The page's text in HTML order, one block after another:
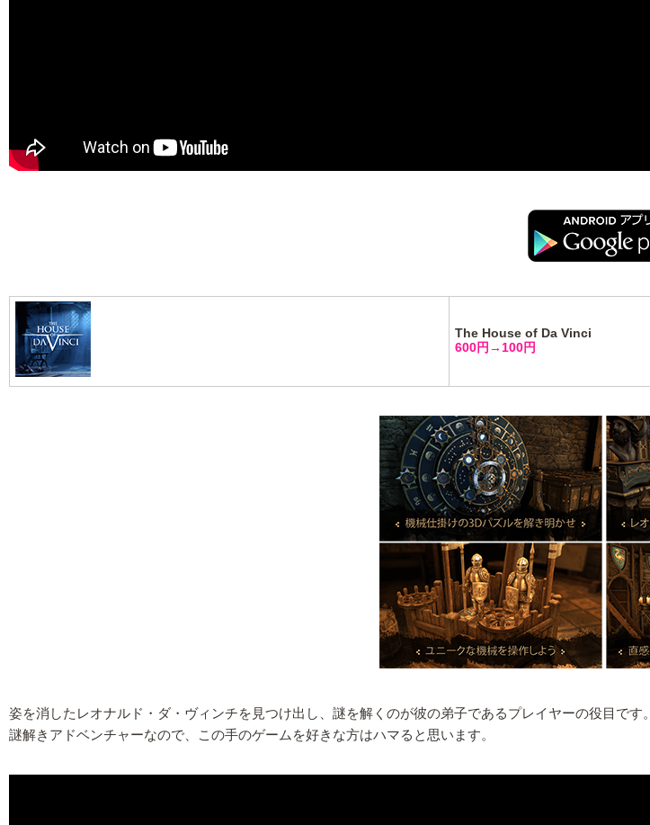
The House of Da Vinci
600円→100円
姿を消したレオナルド・ダ・ヴィンチを見つけ出し、謎を解くのが彼の弟子であるプレイヤーの役目です。
謎解きアドベンチャーなので、この手のゲームを好きな方はハマると思います。